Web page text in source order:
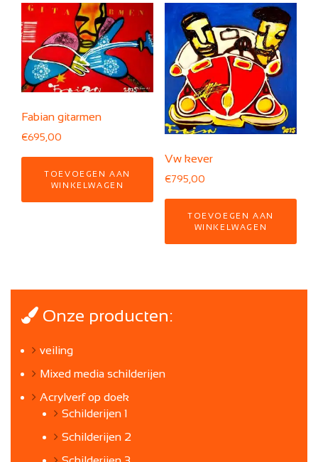
Fabian gitarmen
€695,00
TOEVOEGEN AAN
WINKELWAGEN
Vw kever
€795,00
TOEVOEGEN AAN
WINKELWAGEN
Onze producten:
veiling
Mixed media schilderijen
Acrylverf op doek
Schilderijen 1
Schilderijen 2